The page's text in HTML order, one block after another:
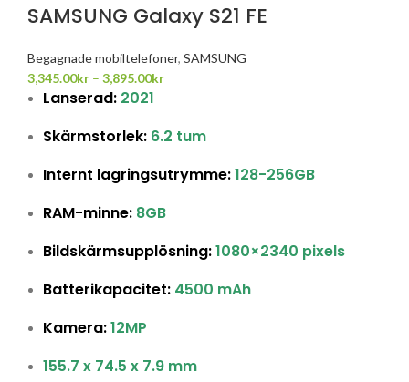
SAMSUNG Galaxy S21 FE
Begagnade mobiltelefoner, SAMSUNG
3,345.00kr – 3,895.00kr
Lanserad: 2021
Skärmstorlek: 6.2 tum
Internt lagringsutrymme:128-256GB
RAM-minne: 8GB
Bildskärmsupplösning:1080×2340 pixels
Batterikapacitet: 4500 mAh
Kamera:12MP
155.7 x 74.5 x 7.9 mm